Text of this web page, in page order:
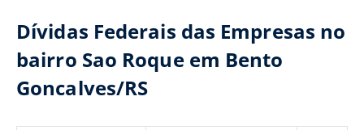
Dívidas Federais das Empresas no
bairro Sao Roque em Bento
Goncalves/RS